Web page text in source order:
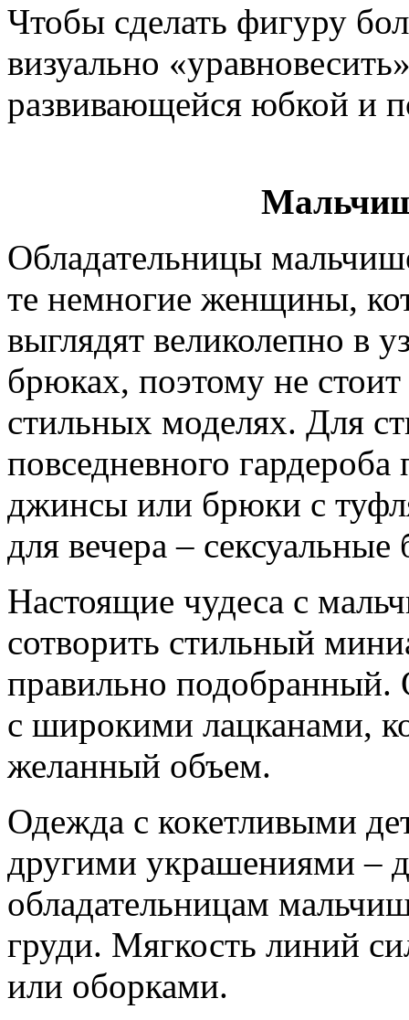
Чтобы сделать фигуру
визуально
развивающейся юбкой и
Обладательницы
те немногие женщины,
выглядят великолепно в
брюках, поэтому не стоит
стильных моделях. Для
повседневного гардероба
джинсы или брюки с
для вечера –
Настоящие чудеса с
сотворить стильный
правильно подобранный.
с широкими лацканами,
желанный объем.
Одежда с кокетливыми
другими украшениями –
обладательницам
груди. Мягкость линий
или оборками.